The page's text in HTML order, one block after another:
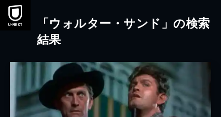
本文へスキップ
「ウォルター・サンド」の検索
結果